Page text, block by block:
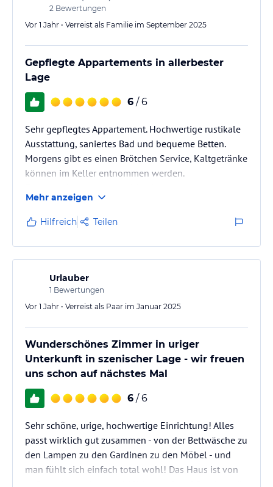
2 Bewertungen
Vor 1 Jahr • Verreist als Familie im September 2025
Gepflegte Appartements in allerbester
Lage
6 / 6
Sehr gepflegtes Appartement. Hochwertige rustikale
Ausstattung, saniertes Bad und bequeme Betten.
Morgens gibt es einen Brötchen Service, Kaltgetränke
können im Keller entnommen werden.
Bushaltestelle direkt vor der Tür. Zugspitzbahn
innerhalb von 15 Gehminuten erreichbar.
Sehr nette und zuvorkommende Gastgeber.
Mehr anzeigen
Hilfreich Teilen
Urlauber
1 Bewertungen
Vor 1 Jahr • Verreist als Paar im Januar 2025
Wunderschönes Zimmer in uriger
Unterkunft in szenischer Lage - wir freuen
uns schon auf nächstes Mal
6 / 6
Sehr schöne, urige, hochwertige Einrichtung! Alles
passt wirklich gut zusammen - von der Bettwäsche zu
den Lampen zu den Gardinen zu den Möbel - und
man fühlt sich einfach total wohl! Das Haus ist von